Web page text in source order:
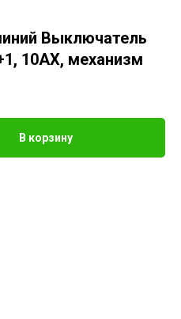
Выключатель
10АХ, механизм
В корзину